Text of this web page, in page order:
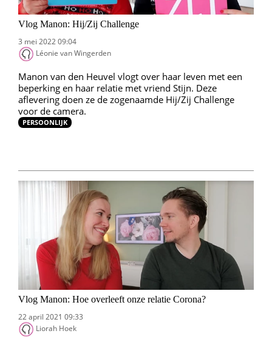
Vlog Manon: Hij/Zij Challenge
3 mei 2022 09:04
Léonie van Wingerden
Manon van den Heuvel vlogt over haar leven met een
beperking en haar relatie met vriend Stijn. Deze
aflevering doen ze de zogenaamde Hij/Zij Challenge
voor de camera.
PERSOONLIJK
Vlog Manon: Hoe overleeft onze relatie Corona?
22 april 2021 09:33
Liorah Hoek